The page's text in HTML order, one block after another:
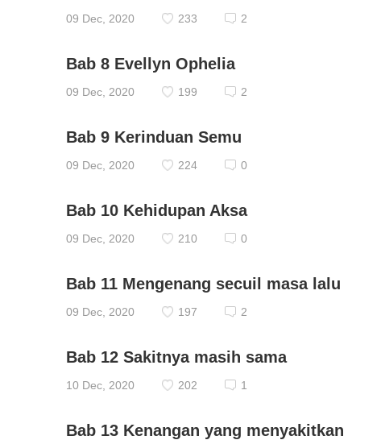
09 Dec, 2020 233 2
Bab 8 Evellyn Ophelia
09 Dec, 2020 199 2
Bab 9 Kerinduan Semu
09 Dec, 2020 224 0
Bab 10 Kehidupan Aksa
09 Dec, 2020 210 0
Bab 11 Mengenang secuil masa lalu
09 Dec, 2020 197 2
Bab 12 Sakitnya masih sama
10 Dec, 2020 202 1
Bab 13 Kenangan yang menyakitkan